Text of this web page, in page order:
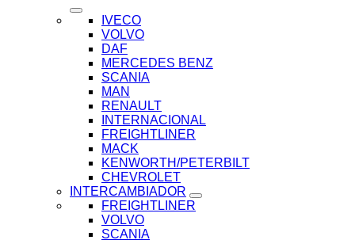
IVECO
VOLVO
DAF
MERCEDES BENZ
SCANIA
MAN
RENAULT
INTERNACIONAL
FREIGHTLINER
MACK
KENWORTH/PETERBILT
CHEVROLET
INTERCAMBIADOR
FREIGHTLINER
VOLVO
SCANIA